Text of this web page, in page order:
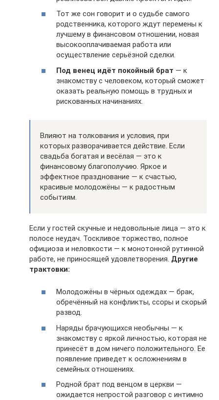
Тот же сон говорит и о судьбе самого
родственника, которого ждут перемены к
лучшему в финансовом отношении, новая
высокооплачиваемая работа или
осуществление серьёзной сделки.
Под венец идёт покойный брат — к
знакомству с человеком, который сможет
оказать реальную помощь в трудных и
рискованных начинаниях.
Влияют на толкования и условия, при
которых разворачивается действие. Если
свадьба богатая и весёлая — это к
финансовому благополучию. Яркое и
эффектное празднование — к счастью,
красивые молодожёны — к радостным
событиям.
Если у гостей скучные и недовольные лица — это к
полосе неудач. Тоскливое торжество, полное
официоза и неловкости — к монотонной рутинной
работе, не приносящей удовлетворения. Другие
трактовки:
Молодожёны в чёрных одеждах — брак,
обречённый на конфликты, ссоры и скорый
развод.
Наряды брачующихся необычны — к
знакомству с яркой личностью, которая не
принесёт в дом ничего положительного. Ее
появление приведет к осложнениям в
семейных отношениях.
Родной брат под венцом в церкви —
ожидается непростой разговор с интимно